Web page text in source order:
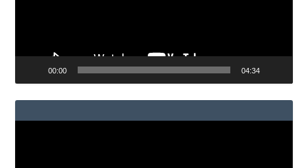
00:00 04:34